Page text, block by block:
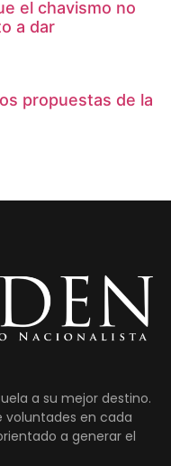
el chavismo no
a dar
propuestas de la
a su mejor destino.
voluntades en cada
a generar el